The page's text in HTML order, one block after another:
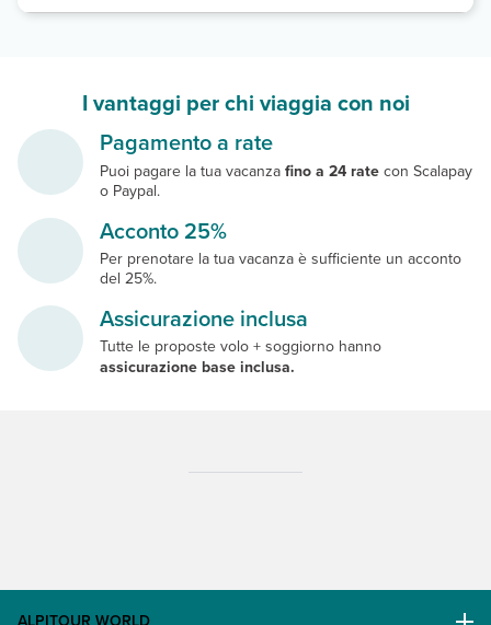
I vantaggi per chi viaggia con noi
Pagamento a rate
Puoi pagare la tua vacanza fino a 24 rate con Scalapay
o Paypal.
Acconto 25%
Per prenotare la tua vacanza è sufficiente un acconto
del 25%.
Assicurazione inclusa
Tutte le proposte volo + soggiorno hanno
assicurazione base inclusa.
ALPITOUR WORLD